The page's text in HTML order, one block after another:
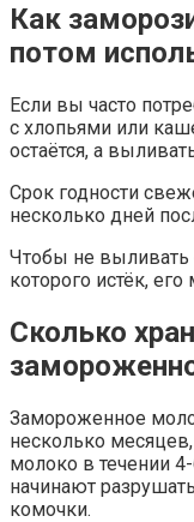
Как
потом
Если вы часто
с хлопьями или
остаётся, а
Срок годности
несколько дней
Чтобы не выливать
которого истёк,
Сколько
Замороженное
несколько
молоко в течении
начинают
комочки.